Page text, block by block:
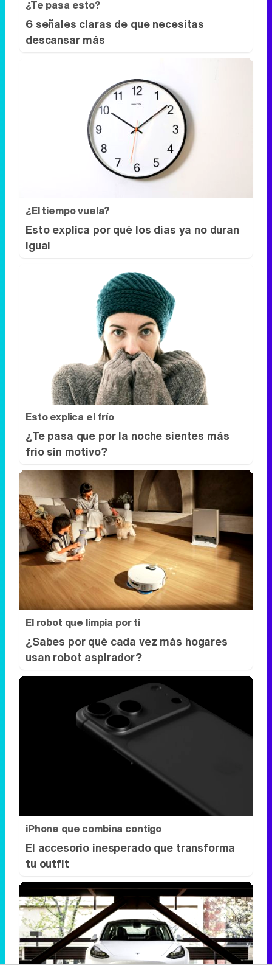
¿El tiempo vuela?
Esto explica por qué los días ya no duran
Esto explica el frío
¿Te pasa que por la noche sientes más
frío sin motivo?
El robot que limpia por ti
¿Sabes por qué cada vez más hogares
usan robot aspirador?
iPhone que combina contigo
El accesorio inesperado que transforma
Un salón sobre ruedas